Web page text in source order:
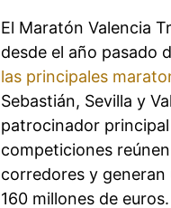
El Maratón Valencia
desde el año pasado
las principales
Sebastián, Sevilla y
patrocinador
competiciones
corredores y
160 millones de euros.